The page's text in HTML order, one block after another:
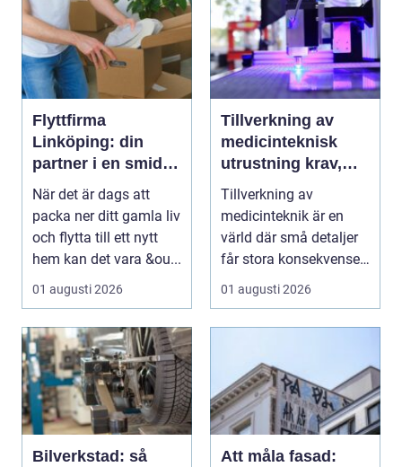
Flyttfirma
Linköping: din
partner i en smidig
flytt
När det är dags att
packa ner ditt gamla liv
och flytta till ett nytt
hem kan det vara &ou...
01 augusti 2026
Tillverkning av
medicinteknisk
utrustning krav,
kvalitet och
precision
Tillverkning av
medicinteknik är en
värld där små detaljer
får stora konsekvenser.
En liten avvikels...
01 augusti 2026
Bilverkstad: så
Att måla fasad: